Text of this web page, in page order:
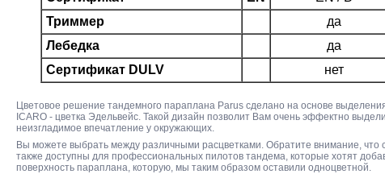
Триммер
да
Лебедка
да
Сертификат DULV
нет
Цветовое решение тандемного параплана Parus сделано на основе
ICARO - цветка Эдельвейс. Такой дизайн позволит Вам очень эффектно
неизгладимое впечатление у окружающих.
Вы можете выбрать между различными расцветками. Обратите внимание, что
также доступны для профессиональных пилотов тандема, которые хотят
поверхность параплана, которую, мы таким образом оставили одноцветной.